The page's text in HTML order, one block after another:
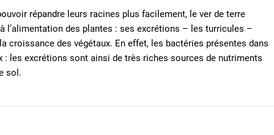
répandre leurs racines plus facilement, le ver de terre
des plantes : ses excrétions – les turricules –
croissance des végétaux. En effet, les bactéries présentes dans
: les excrétions sont ainsi de très riches sources de nutriments
sol.